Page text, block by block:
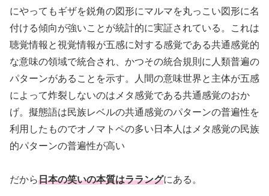
にやってもギザを鋭角の図形にマルマを丸っこい図形に名
付ける傾向が強いことが統計的に実証されている。これは
聴覚情報と視覚情報が五感に対する感覚である共通感覚的
な意味の領域で統合され、かつその統合規則に人類普遍の
パターンがあることを示す。人間の意味世界と主体が五感
によって炸裂しないのはメタ感覚である共通感覚のおか
げ。擬態語は民族レベルの共通感覚のパターンの普遍性を
利用したものでオノマトペの多い日本人はメタ感覚の民族
的パターンの普遍性が高い
だから日本の笑いの本質はララングにある。